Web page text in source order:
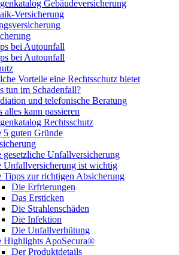
Gebäudeversicherung
Versicherung
bei Autounfall
bei Autounfall
Vorteile eine Rechtsschutz bietet
tun im Schadenfall?
und telefonische Beratung
alles kann passieren
Rechtsschutz
5 guten Gründe
gesetzliche Unfallversicherung
Unfallversicherung ist wichtig
Tipps zur richtigen Absicherung
Die Erfrierungen
Das Ersticken
Die Strahlenschäden
Die Infektion
Die Unfallverhütung
Highlights ApoSecura®
Der Produktdetails